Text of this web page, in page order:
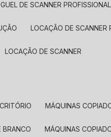
DE SCANNER PROFISSIONAL
LOCAÇÃO DE SCANNER
LOCAÇÃO DE SCANNER
MÁQUINAS
BRANCO MÁQUINAS